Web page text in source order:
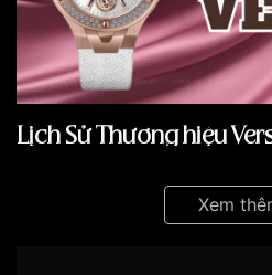
Lịch Sử Thương hiệu
ra mắt vào năm 1989. Mục
những sản phẩm chất lượng
Xem